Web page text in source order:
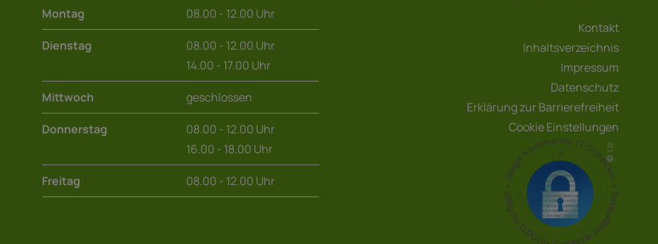
Montag 08.00 - 12.00 Uhr
Dienstag
08.00 - 12.00 Uhr
14.00 - 17.00 Uhr
Mittwoch geschlossen
Donnerstag
08.00 - 12.00 Uhr
16.00 - 18.00 Uhr
Freitag 08.00 - 12.00 Uhr
Kontakt
Inhaltsverzeichnis
Impressum
Datenschutz
Erklärung zur Barrierefreiheit
Cookie Einstellungen
LSI